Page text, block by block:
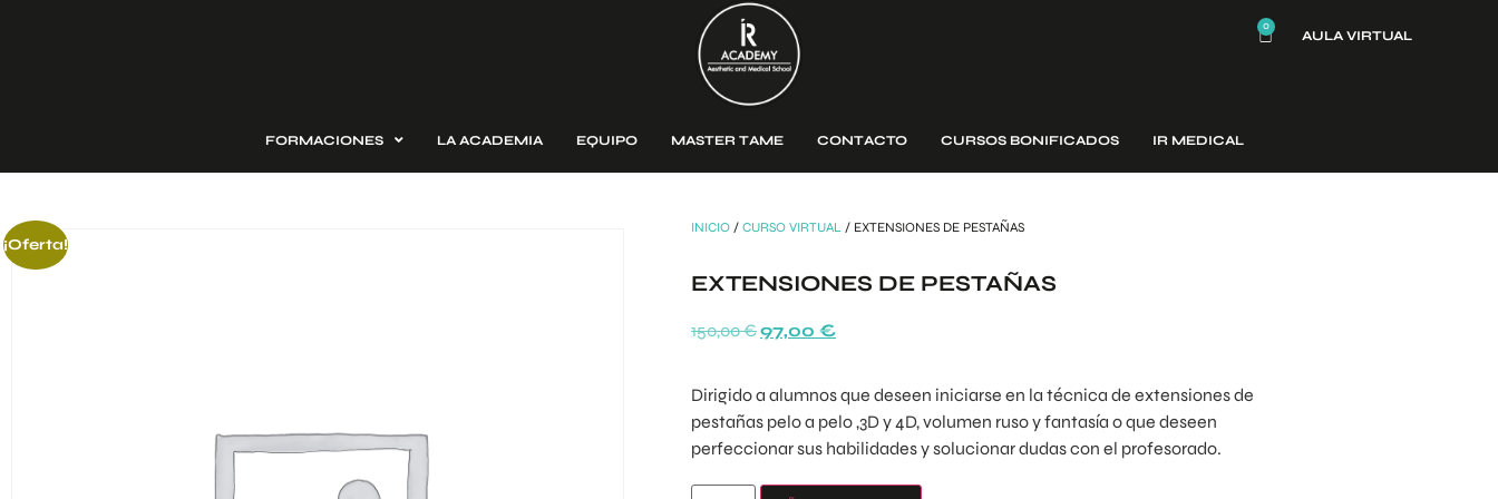
0
AULA VIRTUAL
FORMACIONES LA ACADEMIA EQUIPO MASTER TAME CONTACTO CURSOS BONIFICADOS IR MEDICAL
¡Oferta!
INICIO / CURSO VIRTUAL / EXTENSIONES DE PESTAÑAS
EXTENSIONES DE PESTAÑAS
150,00€97,00 €
Dirigido a alumnos que deseen iniciarse en la técnica de extensiones de
pestañas pelo a pelo ,3D y 4D, volumen ruso y fantasía o que deseen
perfeccionar sus habilidades y solucionar dudas con el profesorado.